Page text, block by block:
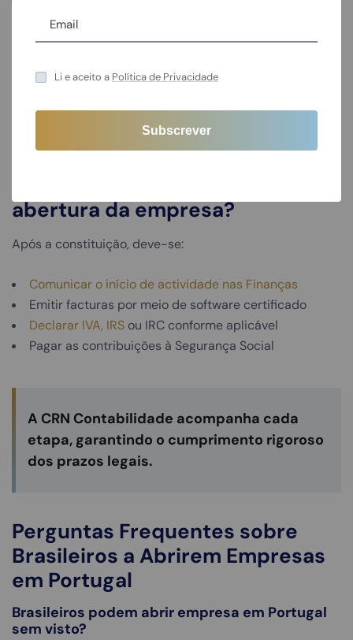
trabalhadores. Prestamos apoio completo na:
nossos parceiros ou contactar o seu
Processamento salarial
Submissão de declarações legais
abertura da empresa?
Após a constituição, deve-se:
Comunicar o início de actividade nas Finanças
Emitir facturas por meio de software certificado
Declarar IVA, IRS ou IRC conforme aplicável
Pagar as contribuições à Segurança Social
A CRN Contabilidade acompanha cada
etapa, garantindo o cumprimento rigoroso
dos prazos legais.
Perguntas Frequentes sobre
Brasileiros a Abrirem Empresas
em Portugal
Brasileiros podem abrir empresa em Portugal
sem visto?
Li e aceito a Política de Privacidade